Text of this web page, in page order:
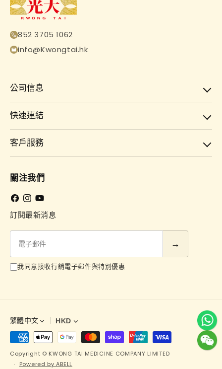
852 3705 1062
info@Kwongtai.hk
公司信息
快速連結
客戶服務
關注我們
Facebook
Instagram
YouTube
訂閱最新消息
郵我同意接收行銷電子郵件與特別優惠
語
言
繁體中文 HKD
Copyright © KWONG TAI MEDICINE COMPANY LIMITED
Powered by ABELL